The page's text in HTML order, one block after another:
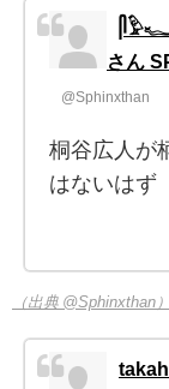
さん
@Sphinxthan
桐谷広人が
はないはず
（出典 @Sphinxthan）